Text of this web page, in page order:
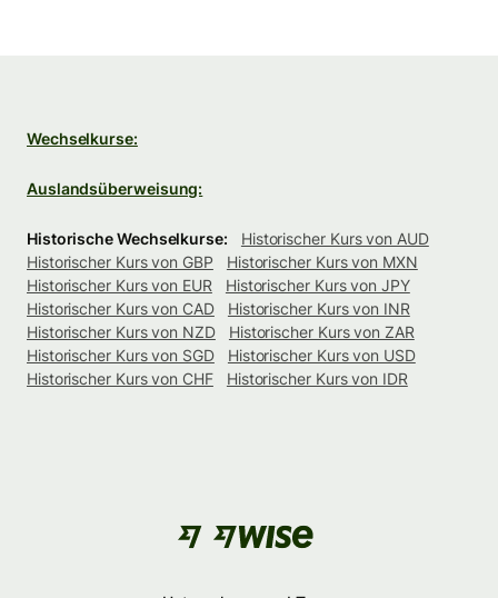
Wechselkurse:
Auslandsüberweisung:
Historische Wechselkurse:
Historischer Kurs von AUD
Historischer Kurs von GBP
Historischer Kurs von MXN
Historischer Kurs von EUR
Historischer Kurs von JPY
Historischer Kurs von CAD
Historischer Kurs von INR
Historischer Kurs von NZD
Historischer Kurs von ZAR
Historischer Kurs von SGD
Historischer Kurs von USD
Historischer Kurs von CHF
Historischer Kurs von IDR